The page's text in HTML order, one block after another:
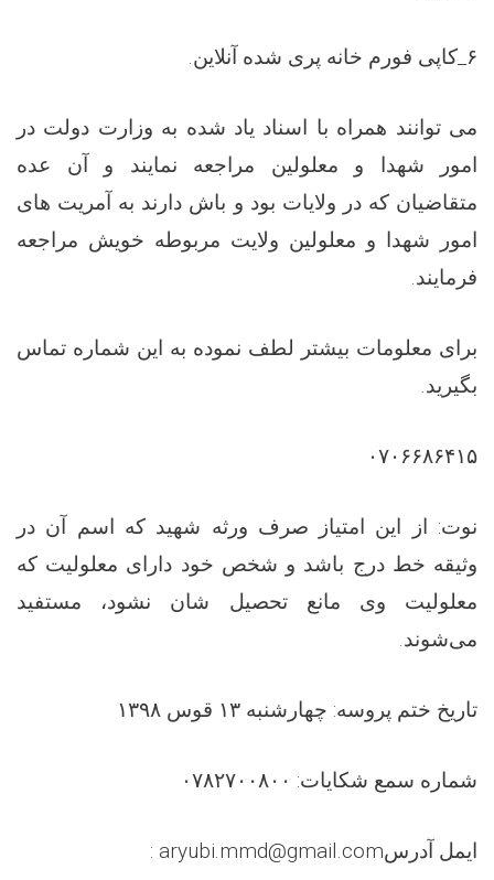
۶ کاپی فورم خانه پری شده آنلاین.
می توانند همراه با اسناد یاد شده به وزارت دولت در
امور شهدا و معلولین مراجعه نمایند و آن عده
متقاضیان که در ولایات بود و باش دارند به آمریت های
امور شهدا و معلولین ولایت مربوطه خویش مراجعه
فرمایند.
برای معلومات بیشتر لطف نموده به این شماره تماس
بگیرید.
۰۷۰۶۶۸۶۴۱۵
نوت: از این امتیاز صرف ورثه شهید که اسم آن در
وثیقه خط درج باشد و شخص خود دارای معلولیت که
معلولیت وی مانع تحصیل شان نشود، مستفید
می‌شوند.
تاریخ ختم پروسه: چهارشنبه ۱۳ قوس ۱۳۹۸
شماره سمع شکایات: ۰۷۸۲۷۰۰۸۰۰
ایمل آدرسaryubi.mmd@gmail.com :